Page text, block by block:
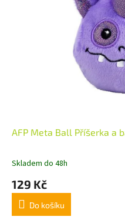
AFP Meta Ball Příšerka a
Skladem do 48h
129 Kč
Do košíku